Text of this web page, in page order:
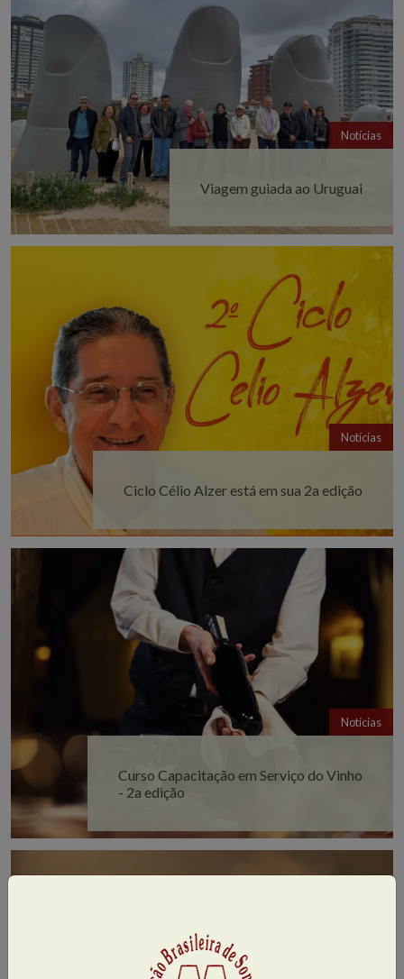
Notícias
Viagem guiada ao Uruguai
Notícias
Ciclo Célio Alzer está em sua 2a edição
Notícias
Curso Capacitação em Serviço do Vinho
- 2a edição